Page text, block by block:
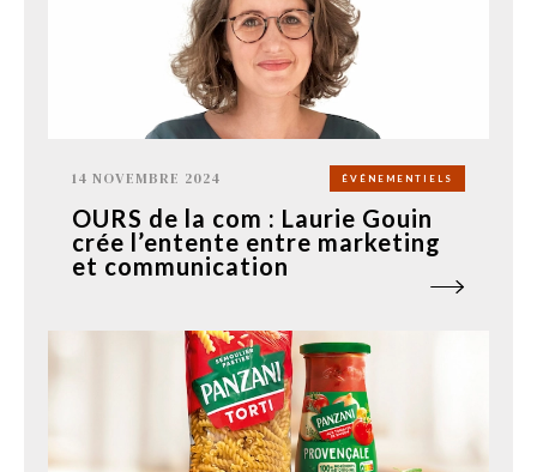
14 NOVEMBRE 2024 ÉVÉNEMENTIELS
OURS de la com : Laurie Gouin
crée l’entente entre marketing
et communication